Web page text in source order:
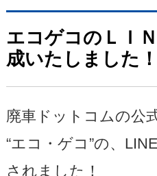
エコゲコのＬＩ
成いたしました！
廃車ドットコムの公
“エコ・ゲコ”の、
されました！